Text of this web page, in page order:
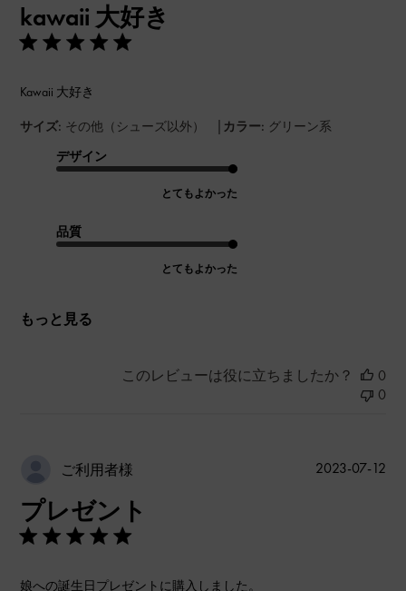
kawaii 大好き
Kawaii 大好き
サイズ: その他（シューズ以外） | カラー: グリーン系
デザイン
とてもよかった
品質
とてもよかった
もっと見る
このレビューは役に立ちましたか？
0
0
ご利用者様
プレゼント
娘への誕生日プレゼントに購入しました。
公
2023-07-12